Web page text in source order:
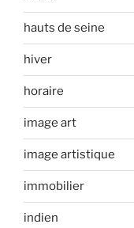
hauts de seine
hiver
horaire
image art
image artistique
immobilier
indien